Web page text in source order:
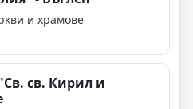
и храмове
св. Кирил и